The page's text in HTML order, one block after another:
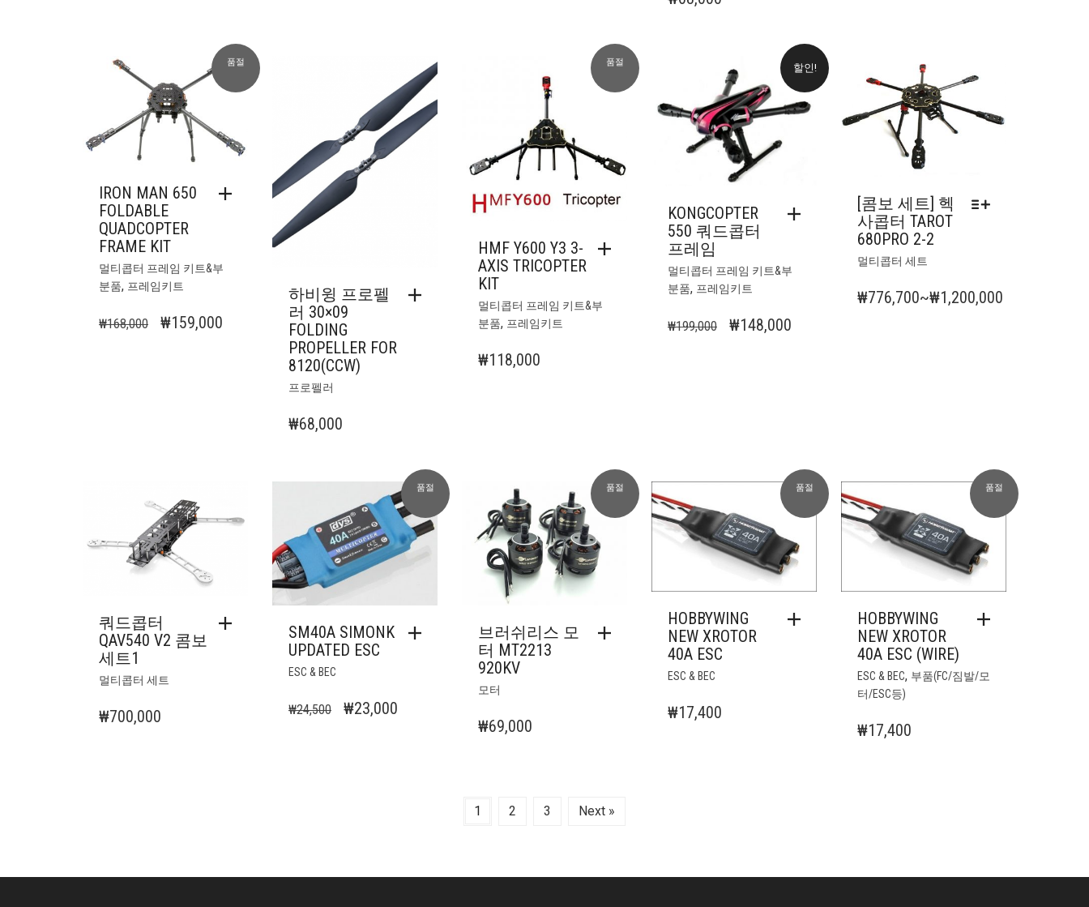
이
상
품
에
있
다.
상
품
페
이
지
서
니
다
품절
IRON MAN 650
FOLDABLE
QUADCOPTER
FRAME KIT
멀티콥터 프레임 키트&부
분품, 프레임키트
₩168,000
원
₩159,000
하비윙 프로펠
러 30×09
FOLDING
PROPELLER FOR
8120(CCW)
프로펠러
₩68,000
품절
HMF Y600 Y3 3-
AXIS TRICOPTER
KIT
멀티콥터 프레임 키트&부
분품, 프레임키트
₩118,000
할인!
KONGCOPTER
550 쿼드콥터
프레임
멀티콥터 프레임 키트&부
분품, 프레임키트
₩199,000
원
₩148,000
[콤보 세트] 헥
사콥터 TAROT
680PRO 2-2
멀티콥터 세트
상
상
품
페
지
에
서
옵
을
₩776,700~₩1,200,000
쿼드콥터
QAV540 V2 콤보
세트1
멀티콥터 세트
₩700,000
품절
SM40A SIMONK
UPDATED ESC
ESC & BEC
₩24,500
원
₩23,000
품절
브러쉬리스 모
터 MT2213
920KV
모터
₩69,000
품절
HOBBYWING
NEW XROTOR
40A ESC
ESC & BEC
₩17,400
품절
HOBBYWING
NEW XROTOR
40A ESC (WIRE)
ESC & BEC, 부품(FC/짐발/모
터/ESC등)
₩17,400
1 2 3 Next »